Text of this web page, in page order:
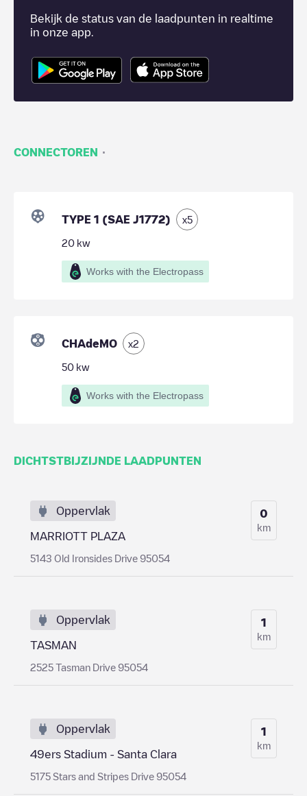
Bekijk de status van de laadpunten in realtime
in onze app.
CONNECTOREN ·
TYPE 1 (SAE J1772) x5
20 kw
Works with the Electropass
CHAdeMO x2
50 kw
Works with the Electropass
DICHTSTBIJZIJNDE LAADPUNTEN
Oppervlak
MARRIOTT PLAZA
5143 Old Ironsides Drive 95054
0
km
Oppervlak
TASMAN
2525 Tasman Drive 95054
1
km
Oppervlak
49ers Stadium - Santa Clara
5175 Stars and Stripes Drive 95054
1
km